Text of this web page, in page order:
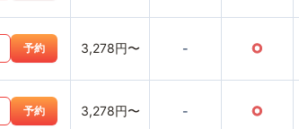
予約 3,278円〜 - ○
予約 3,278円〜 - ○